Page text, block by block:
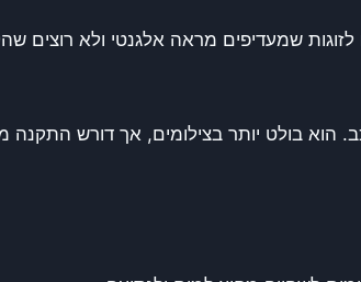
לזוגות שמעדיפים מראה אלגנטי ולא רוצים
הוא בולט יותר בצילומים, אך דורש